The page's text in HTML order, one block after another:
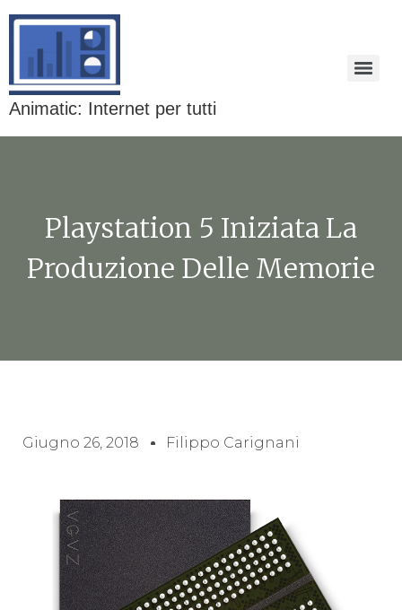
Animatic: Internet per tutti
Playstation 5 Iniziata La
Produzione Delle Memorie
Giugno 26, 2018 Filippo Carignani